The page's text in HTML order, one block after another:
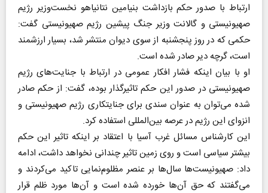
ارتباط با صدور حکم بازداشت بنیامین نتانیاهو نخست‌وزیر رژیم
صهیونیستی و گالانت وزیر جنگ پیشین رژیم صهیونیستی گفت:
حکمی که در روز پنجشنبه از سوی دیوان منتشر شد، بسیار ارزشمند
است، گرچه دیر صادر شده است.
او با بیان اینکه فشار افکار عمومی در ارتباط با جنایت‌های رژیم
صهیونیستی در صدور این حکم تاثیرگذار بوده، گفت: از حکم صادر
شده می‌توان به عنوان سندی برای جنایتکاری رژیم صهیونیستی و
انزوای این رژیم در عرصه بین‌المللی استفاده کرد.
این کارشناس مسائل غرب آسیا با اعتقاد بر اینکه تاثیر این حکم
بیشتر سیاسی است و روی زمین تاثیر چندانی نخواهد داشت، ادامه
داد: صهیونیست‌ها سال‌ها بر عنصر مظلوم‌نمایی تاکید می‌کردند و
می‌گفتند که حق آن‌ها خورده شده است و آن‌ها مورد ظلم قرار